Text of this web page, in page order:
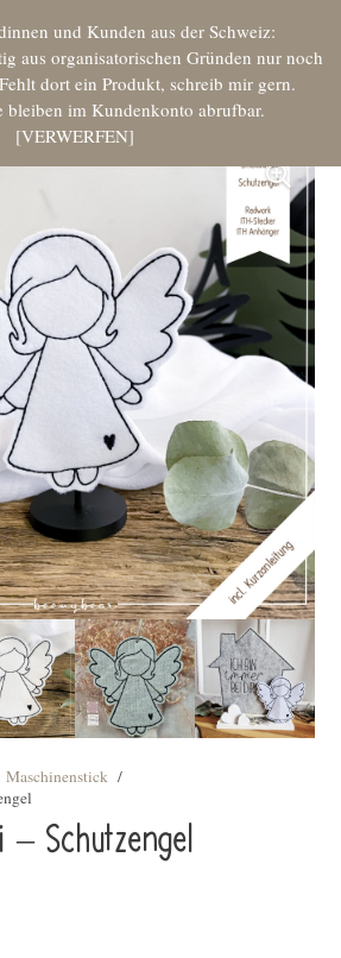
und Kunden aus der Schweiz:
aus organisatorischen Gründen nur noch
dort ein Produkt, schreib mir gern.
bleiben im Kundenkonto abrufbar.
VERWERFEN
Maschinenstick /
– Schutzengel